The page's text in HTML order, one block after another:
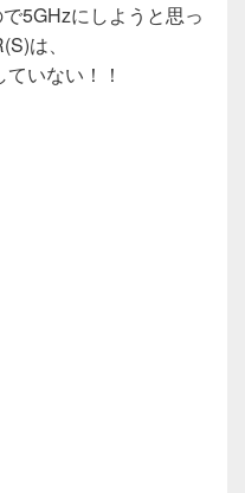
5GHzにしようと思っ
は、
いない！！